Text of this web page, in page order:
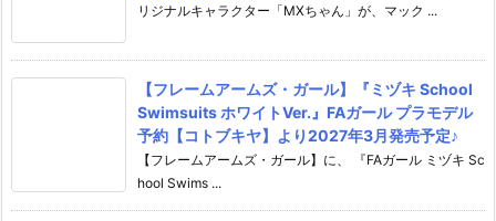
リジナルキャラクター「MXちゃん」が、マック ...
【フレームアームズ・ガール】『ミヅキ School
Swimsuits ホワイトVer.』FAガール プラモデル
予約【コトブキヤ】より2027年3月発売予定♪
【フレームアームズ・ガール】に、 『FAガール ミヅキ Sc
hool Swims ...